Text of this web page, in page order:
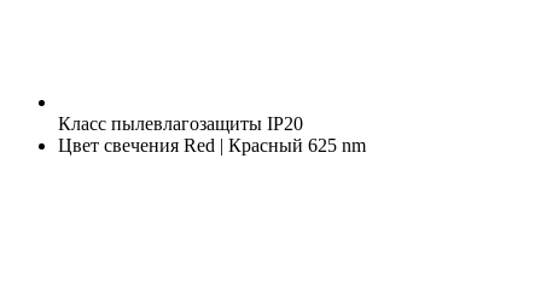
Класс пылевлагозащиты IP20
Цвет свечения Red | Красный 625 nm